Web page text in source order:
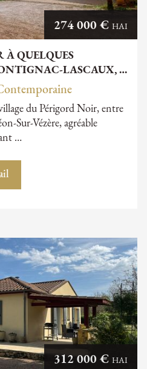
À QUELQUES
LASCAUX, …
274 000 € HAI
du Périgord Noir, entre
Sur-Vézère, agréable
…
312 000 € HAI